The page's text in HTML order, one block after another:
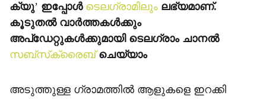
ക്യു’ ഇപ്പോള്‍ ടെലഗ്രാമിലും ലഭ്യമാണ്.
കൂടുതല്‍ വാര്‍ത്തകള്‍ക്കും
അപ്‌ഡേറ്റുകള്‍ക്കുമായി ടെലഗ്രാം ചാനല്‍
സബ്‌സ്‌ക്രൈബ് ചെയ്യാം
അടുത്തുള്ള ഗ്രാമത്തില്‍ ആളുകളെ ഇറക്കി